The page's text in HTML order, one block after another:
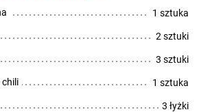
1 sztuka
2 sztuki
3 sztuki
chili 1 sztuka
3 łyżki